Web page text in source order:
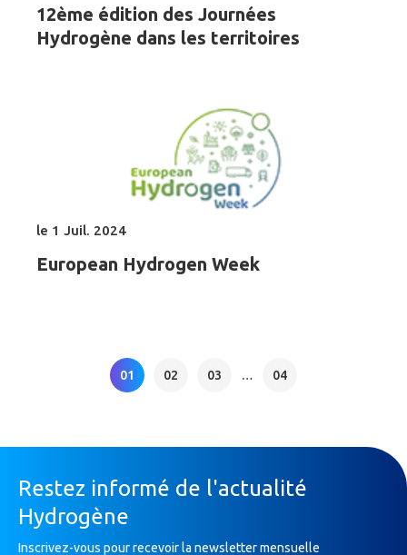
12ème édition des Journées
Hydrogène dans les territoires
le 1 Juil. 2024
European Hydrogen Week
01 02 03 … 04
Restez informé de l'actualité
Hydrogène
Inscrivez-vous pour recevoir la newsletter mensuelle